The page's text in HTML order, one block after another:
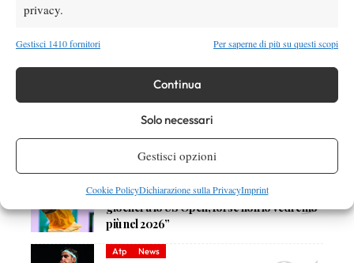
privacy.
Gestisci 1410 fornitori Per saperne di più su questi scopi
Continua
Solo necessari
Gestisci opzioni
Cookie PolicyDichiarazione sulla PrivacyImprint
Quinn, Sonego entra nel tabellone
Tennis in TV
dove vedere il sorteggio del tabellone
Rusedski sul futuro di Alcaraz: “Non
giocherà lo US Open, forse non lo vedremo
più nel 2026”
Atp News